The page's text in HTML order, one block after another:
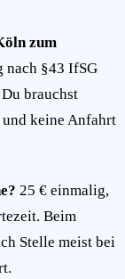
zum
nach §43 IfSG
brauchst
keine Anfahrt
25 € einmalig,
Beim
Stelle meist bei